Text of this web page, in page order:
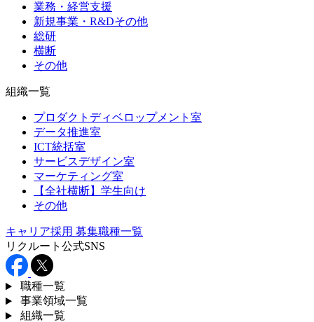
業務・経営支援
新規事業・R&Dその他
総研
横断
その他
組織一覧
プロダクトディベロップメント室
データ推進室
ICT統括室
サービスデザイン室
マーケティング室
【全社横断】学生向け
その他
キャリア採用 募集職種一覧
リクルート公式SNS
職種一覧
事業領域一覧
組織一覧